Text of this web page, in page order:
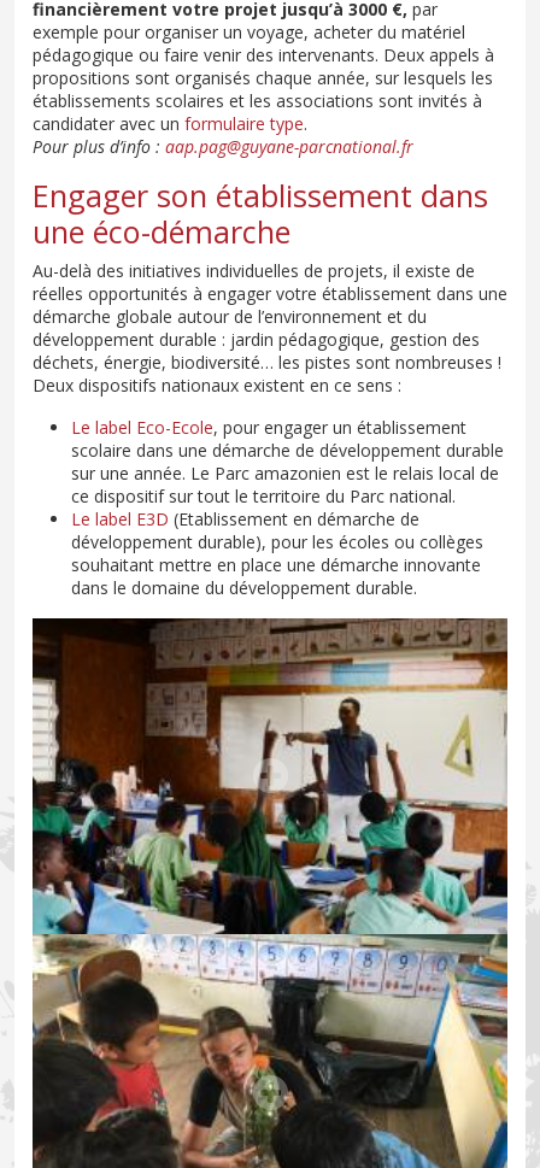
financièrement votre projet jusqu’à 3000 €, par
exemple pour organiser un voyage, acheter du matériel
pédagogique ou faire venir des intervenants. Deux appels à
propositions sont organisés chaque année, sur lesquels les
établissements scolaires et les associations sont invités à
candidater avec un formulaire type.
Pour plus d’info : aap.pag@guyane-parcnational.fr
Engager son établissement dans
une éco-démarche
Au-delà des initiatives individuelles de projets, il existe de
réelles opportunités à engager votre établissement dans une
démarche globale autour de l’environnement et du
développement durable : jardin pédagogique, gestion des
déchets, énergie, biodiversité… les pistes sont nombreuses !
Deux dispositifs nationaux existent en ce sens :
Le label Eco-Ecole, pour engager un établissement
scolaire dans une démarche de développement durable
sur une année. Le Parc amazonien est le relais local de
ce dispositif sur tout le territoire du Parc national.
Le label E3D (Etablissement en démarche de
développement durable), pour les écoles ou collèges
souhaitant mettre en place une démarche innovante
dans le domaine du développement durable.